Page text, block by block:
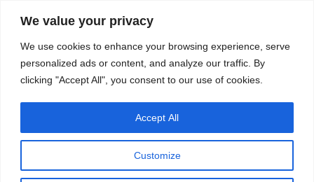
We value your privacy
We use cookies to enhance your browsing experience, serve
personalized ads or content, and analyze our traffic. By
clicking "Accept All", you consent to our use of cookies.
Customize
Accept All
contenuto
5 Agosto 2026